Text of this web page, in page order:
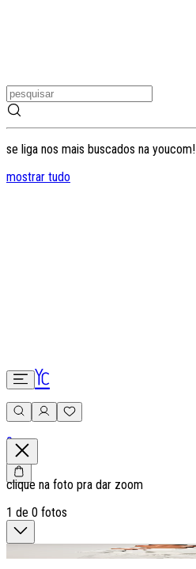
se liga nos mais buscados na youcom!
mostrar tudo
0
clique na foto pra dar zoom
1 de 0 fotos